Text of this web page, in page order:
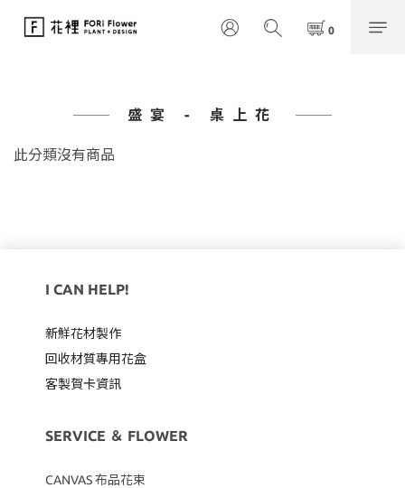
盛宴 - 桌上花
此分類沒有商品
I CAN HELP!
新鮮花材製作
回收材質專用花盒
客製賀卡資訊
SERVICE ＆ FLOWER
CANVAS布品花束